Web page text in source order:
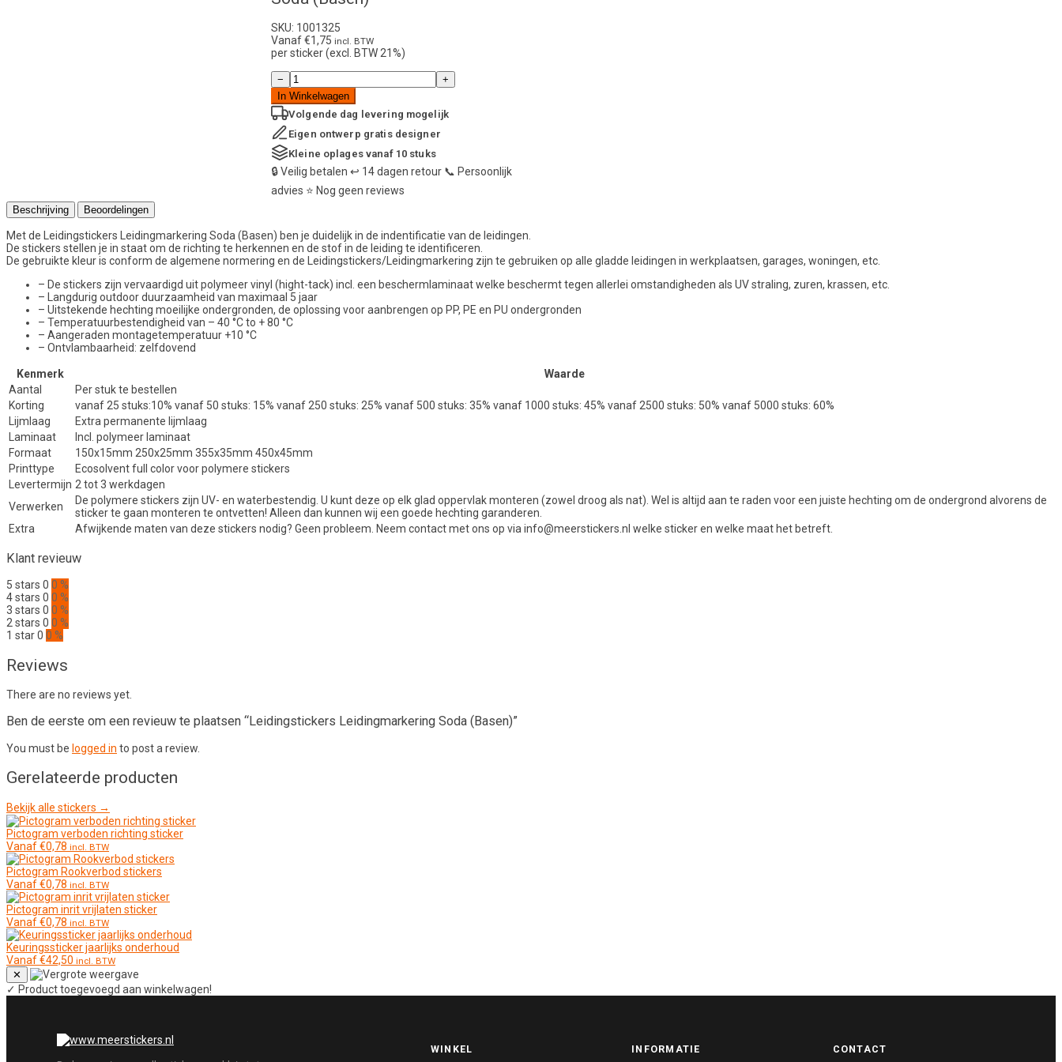
SKU: 1001325
Vanaf€1,75 incl. BTW
per sticker (excl. BTW 21%)
Leidingstickers
Leidingmarkering
Soda
(Basen)
aantal
−
+
In Winkelwagen
Volgende dag
levering mogelijk
Eigen ontwerp gratis designer
Kleine oplages vanaf 10 stuks
🔒Veilig betalen ↩️ 14 dagen retour 📞 Persoonlijk
advies ⭐ Nog geen reviews
Beschrijving Beoordelingen
Met de Leidingstickers Leidingmarkering Soda (Basen) ben je duidelijk in de indentificatie van de leidingen.
De stickers stellen je in staat om de richting te herkennen en de stof in de leiding te identificeren.
De gebruikte kleur is conform de algemene normering en de Leidingstickers/Leidingmarkering zijn te gebruiken op alle gladde leidingen in werkplaatsen, garages, woningen, etc.
– De stickers zijn vervaardigd uit polymeer vinyl (hight-tack) incl. een beschermlaminaat welke beschermt tegen allerlei omstandigheden als UV straling, zuren, krassen, etc.
– Langdurig outdoor duurzaamheid van maximaal 5 jaar
– Uitstekende hechting moeilijke ondergronden, de oplossing voor aanbrengen op PP, PE en PU ondergronden
– Temperatuurbestendigheid van – 40 °C to + 80 °C
– Aangeraden montagetemperatuur +10 °C
– Ontvlambaarheid: zelfdovend
Kenmerk
Waarde
Aantal
Per stuk te bestellen
Korting
vanaf 25 stuks:10% vanaf 50 stuks: 15% vanaf 250 stuks: 25% vanaf 500 stuks: 35% vanaf 1000 stuks: 45% vanaf 2500 stuks: 50% vanaf 5000 stuks: 60%
Lijmlaag
Extra permanente lijmlaag
Laminaat
Incl. polymeer laminaat
Formaat
150x15mm 250x25mm 355x35mm 450x45mm
Printtype
Ecosolvent full color voor polymere stickers
Levertermijn 2 tot 3 werkdagen
Verwerken
De polymere stickers zijn UV- en waterbestendig. U kunt deze op elk glad oppervlak monteren (zowel droog als nat). Wel is altijd aan te raden voor een juiste hechting om de ondergrond alvorens de
sticker te gaan monteren te ontvetten! Alleen dan kunnen wij een goede hechting garanderen.
Extra
Afwijkende maten van deze stickers nodig? Geen probleem. Neem contact met ons op via info@meerstickers.nl welke sticker en welke maat het betreft.
Klant revieuw
5 stars 0 0 %
4 stars 0 0 %
3 stars 0 0 %
2 stars 0 0 %
1 star0 0 %
Reviews
There are no reviews yet.
Ben de eerste om een revieuw te plaatsen “Leidingstickers Leidingmarkering Soda (Basen)”
You must be logged in to post a review.
Gerelateerde producten
Bekijk alle stickers →
Pictogram verboden richting sticker
Vanaf€0,78 incl. BTW
Pictogram Rookverbod stickers
Vanaf€0,78 incl. BTW
Pictogram inrit vrijlaten sticker
Vanaf€0,78 incl. BTW
Keuringssticker jaarlijks onderhoud
Vanaf€42,50 incl. BTW
✕
✓ Product toegevoegd aan winkelwagen!
WINKEL INFORMATIE CONTACT